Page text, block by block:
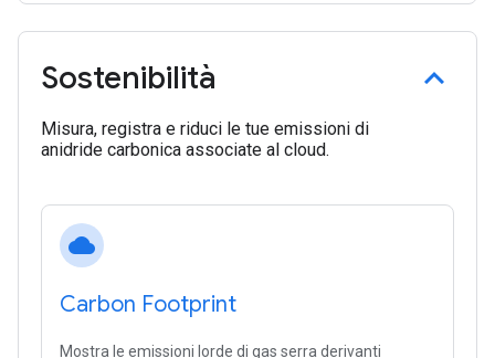
Sostenibilità
Misura, registra e riduci le tue emissioni di
anidride carbonica associate al cloud.
cloud
Carbon Footprint
Mostra le emissioni lorde di gas serra derivanti